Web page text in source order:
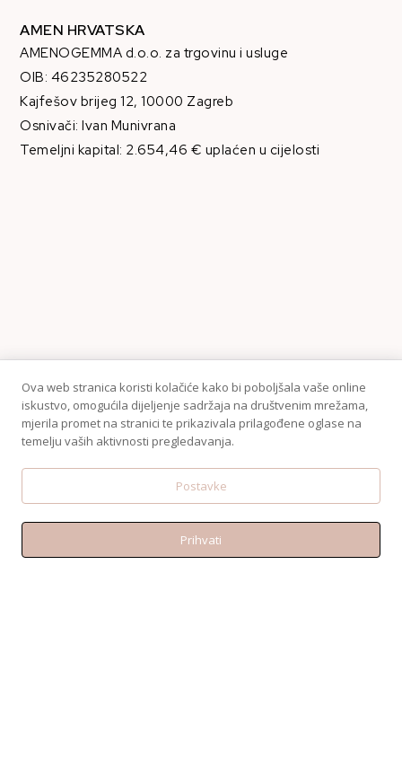
AMEN HRVATSKA
AMENOGEMMA d.o.o. za trgovinu i usluge
OIB: 46235280522
Kajfešov brijeg 12, 10000 Zagreb
Osnivači: Ivan Munivrana
Temeljni kapital: 2.654,46 € uplaćen u cijelosti
Ova web stranica koristi kolačiće kako bi poboljšala vaše online
iskustvo, omogućila dijeljenje sadržaja na društvenim mrežama,
mjerila promet na stranici te prikazivala prilagođene oglase na
temelju vaših aktivnosti pregledavanja.
Postavke
Prihvati